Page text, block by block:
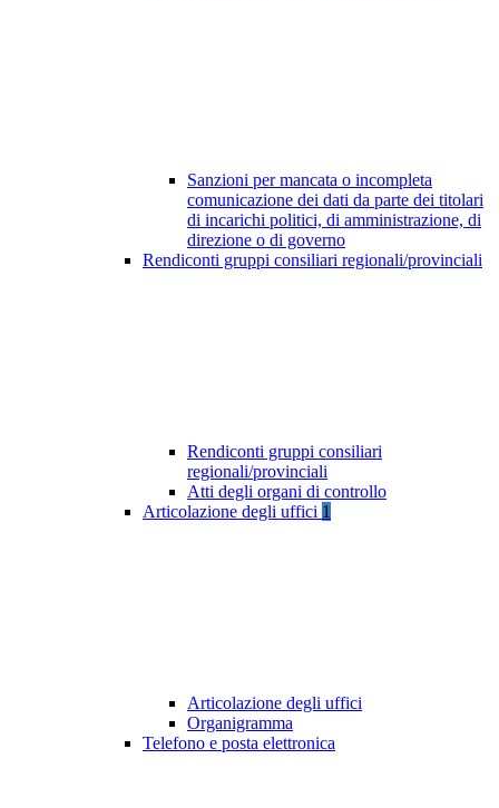
Sanzioni per mancata o incompleta
comunicazione dei dati da parte dei titolari
di incarichi politici, di amministrazione, di
direzione o di governo
Rendiconti gruppi consiliari regionali/provinciali
Rendiconti gruppi consiliari
regionali/provinciali
Atti degli organi di controllo
Articolazione degli uffici 1
Articolazione degli uffici
Organigramma
Telefono e posta elettronica